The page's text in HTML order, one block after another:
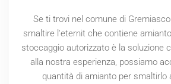
Se ti trovi nel comune di
smaltire l'eternit che contiene
stoccaggio autorizzato è la soluzione
alla nostra esperienza, possiamo
quantità di amianto per smaltirlo